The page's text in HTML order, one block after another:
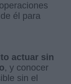
él para
actuar sin
, y conocer
sin el